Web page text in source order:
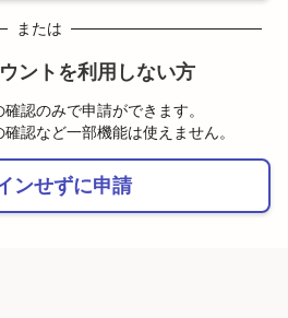
または
ントを利用しない方
認のみで申請ができます。
認など一部機能は使えません。
ンせずに申請